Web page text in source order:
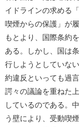
イドラインの求める
喫煙からの保護」が
もとより、国際条約
ある。しかし、国は
行しようとしていな
約違反といっても過
諤々の議論を重ねた
しているのである。
う壁により、受動喫